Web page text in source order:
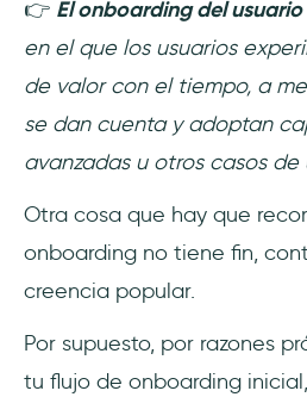
👉 El onboarding del
en el que los usuarios
de valor con el tiempo, a
se dan cuenta y adoptan
avanzadas u otros casos
Otra cosa que hay que
onboarding no tiene fin,
creencia popular.
Por supuesto, por razones
tu flujo de onboarding